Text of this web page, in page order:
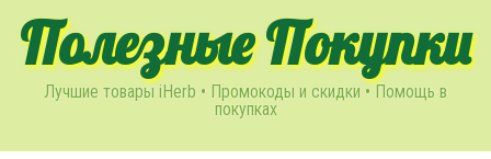
Полезные Покупки
Лучшие товары iHerb • Промокоды и скидки • Помощь в
покупках